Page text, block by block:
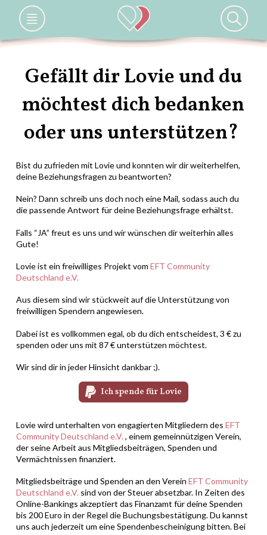
Gefällt dir Lovie und du
möchtest dich bedanken
oder uns unterstützen?
Bist du zufrieden mit Lovie und konnten wir dir weiterhelfen,
deine Beziehungsfragen zu beantworten?
Nein? Dann schreib uns doch noch eine Mail, sodass auch du
die passende Antwort für deine Beziehungsfrage erhältst.
Falls “JA” freut es uns und wir wünschen dir weiterhin alles
Gute!
Lovie ist ein freiwilliges Projekt vom EFT Community
Deutschland e.V.
Aus diesem sind wir stückweit auf die Unterstützung von
freiwilligen Spendern angewiesen.
Dabei ist es vollkommen egal, ob du dich entscheidest, 3 € zu
spenden oder uns mit 87 € unterstützen möchtest.
Wir sind dir in jeder Hinsicht dankbar ;).
Ich spende für Lovie
Lovie wird unterhalten von engagierten Mitgliedern des EFT
Community Deutschland e.V. , einem gemeinnützigen Verein,
der seine Arbeit aus Mitgliedsbeiträgen, Spenden und
Vermächtnissen finanziert.
Mitgliedsbeiträge und Spenden an den Verein EFT Community
Deutschland e.V. sind von der Steuer absetzbar. In Zeiten des
Online-Bankings akzeptiert das Finanzamt für deine Spenden
bis 200 Euro in der Regel die Buchungsbestätigung. Du kannst
uns auch jederzeit um eine Spendenbescheinigung bitten. Bei